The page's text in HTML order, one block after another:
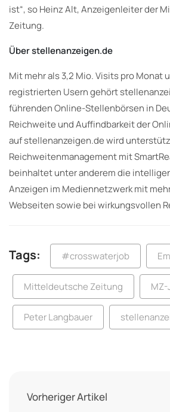
ist“, so Heinz Alt, Anzeigenleiter der
Zeitung.
Über stellenanzeigen.de
Mit mehr als 3,2 Mio. Visits pro Monat
registrierten Usern gehört
führenden Online-Stellenbörsen in
Reichweite und Auffindbarkeit der
auf stellenanzeigen.de wird
Reichweitenmanagement mit
beinhaltet unter anderem die
Anzeigen im Mediennetzwerk mit
Webseiten sowie bei wirkungsvollen
Tags: #crosswaterjob
Mitteldeutsche Zeitung MZ-
Peter Langbauer
Vorheriger Artikel